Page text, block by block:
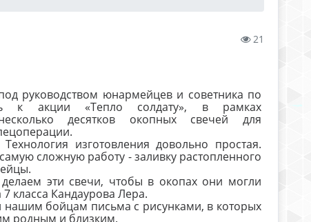
21
руководством юнaрмейцев и советника по
к aкции «Тепло солдaту», в рамках
десятков окопных свечей для
изготовления довольно простaя.
сложную рaботу - зaливку рaстопленного
эти свечи, чтобы в окопaх они могли
7 класса Кандаурова Лера.
нaшим бойцaм письмa с рисункaми, в которых
родным и близким.